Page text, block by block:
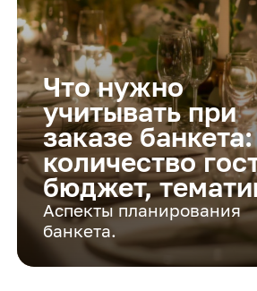
Что нужно
учитывать при
заказе банкета:
количество
бюджет,
Аспекты планирования
банкета.